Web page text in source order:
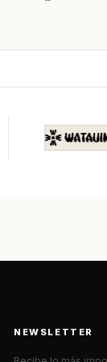
NEWSLETTER